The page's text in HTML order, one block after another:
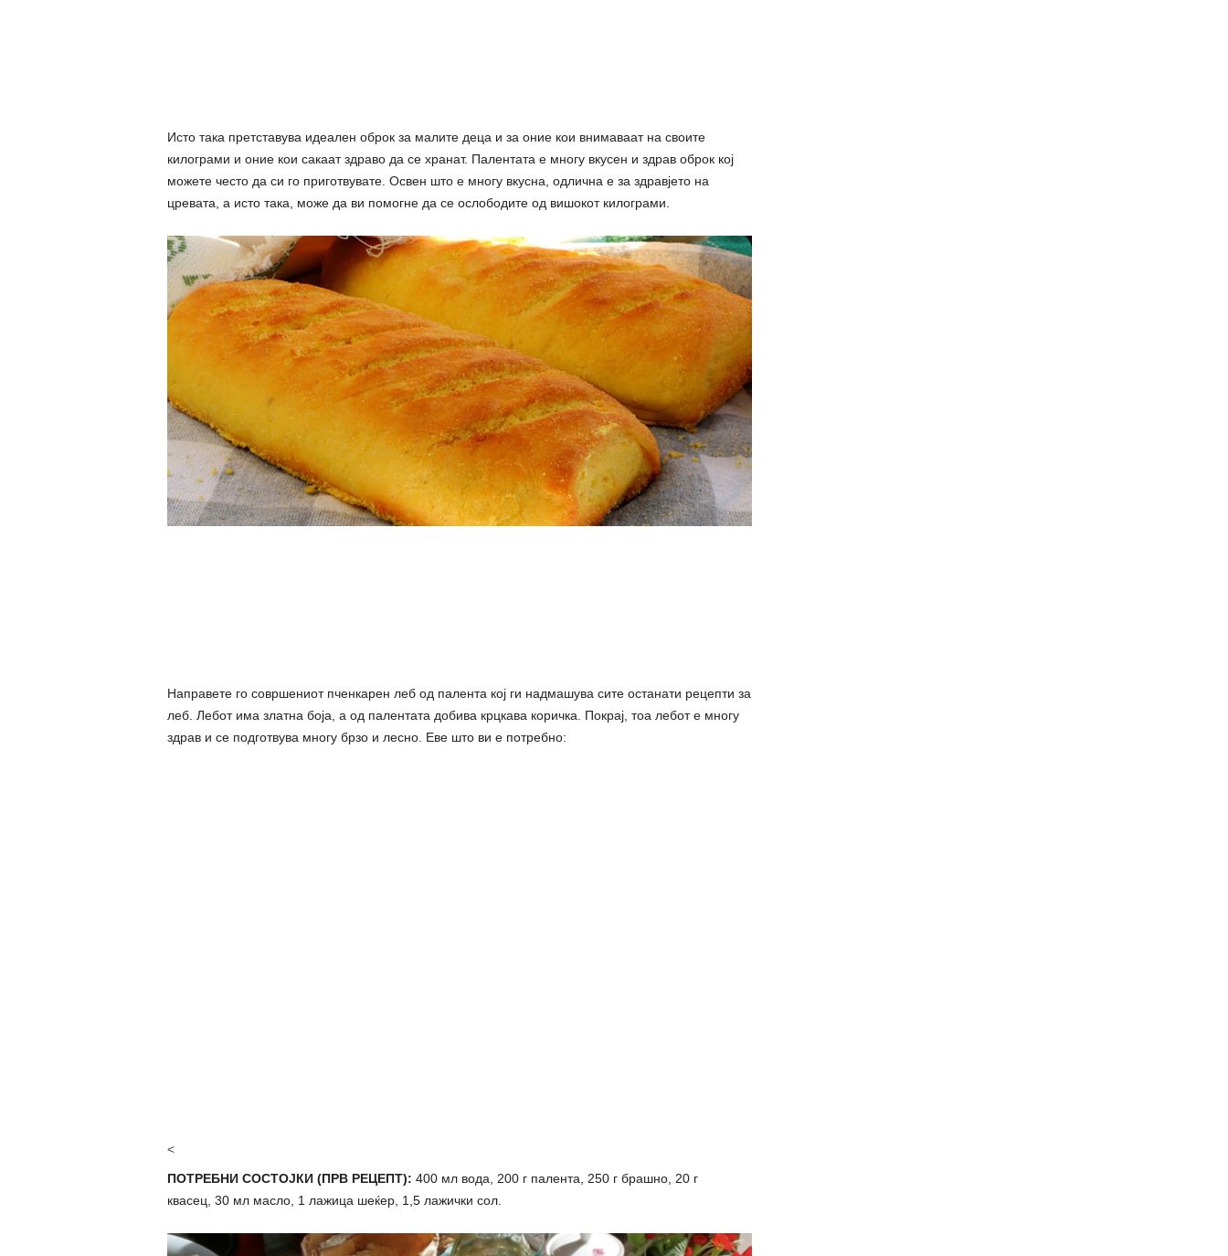
Исто така претставува идеален оброк за малите деца и за оние кои внимаваат на своите
килограми и оние кои сакаат здраво да се хранат. Палентата е многу вкусен и здрав оброк кој
можете често да си го приготвувате. Освен што е многу вкусна, одлична е за здравјето на
цревата, а исто така, може да ви помогне да се ocлободите од вишокот килогpами.
Направете го совршениот пченкарен леб од палента кој ги надмашува сите останати рецепти за
леб. Лебот има златна боја, а од палентата добива крцкава коричка. Покрај, тоа лебот е многу
здрав и се подготвува многу брзо и лесно. Еве што ви е потребно:
<
ПОТРЕБНИ СОСТОЈКИ (ПРВ РЕЦЕПТ): 400 мл вода, 200 г палента, 250 г брашно, 20 г
квасец, 30 мл масло, 1 лажица шеќер, 1,5 лажички сол.